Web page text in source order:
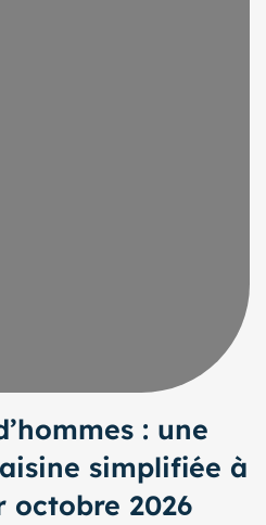
: une
simplifiée à
octobre 2026